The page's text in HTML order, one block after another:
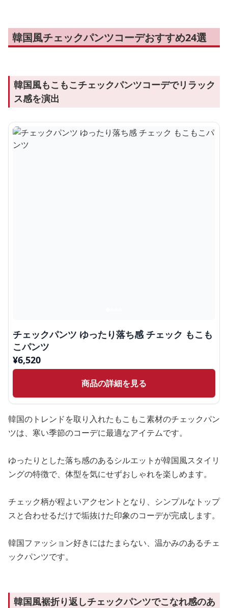
韓国風チェックパンツコーデおすすめ24選
韓国風もこもこチェックパンツコーデでリラック
ス感を演出
チェックパンツ ゆったり落ち感 チェック もこも
こパンツ
¥6,520
商品の詳細を見る
韓国のトレンドを取り入れたもこもこ素材のチェックパン
ツは、寒い季節のコーデに最適なアイテムです。
ゆったりとした落ち感のあるシルエットが韓国風スタイリ
ングの特徴で、体型を気にせずおしゃれを楽しめます。
チェック柄が程よいアクセントとなり、シンプルなトップ
スと合わせるだけで垢抜けた印象のコーデが完成します。
韓国ファッション好きにはたまらない、温かみのあるチェ
ックパンツです。
韓国風裾折り返しチェックパンツでこなれ感のあ